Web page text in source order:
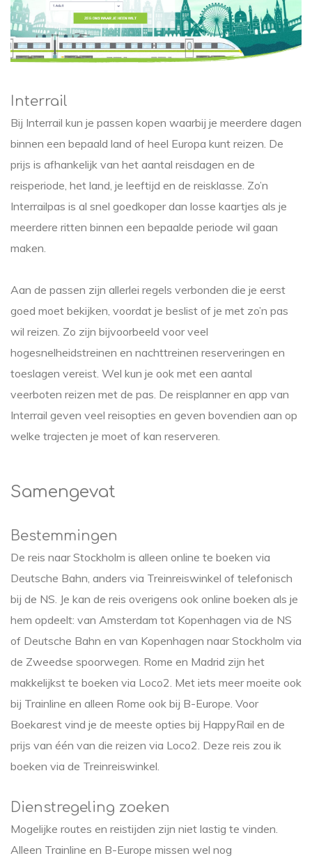
Interrail
Bij Interrail kun je passen kopen waarbij je meerdere dagen
binnen een bepaald land of heel Europa kunt reizen. De
prijs is afhankelijk van het aantal reisdagen en de
reisperiode, het land, je leeftijd en de reisklasse. Zo’n
Interrailpas is al snel goedkoper dan losse kaartjes als je
meerdere ritten binnen een bepaalde periode wil gaan
maken.
Aan de passen zijn allerlei regels verbonden die je eerst
goed moet bekijken, voordat je beslist of je met zo’n pas
wil reizen. Zo zijn bijvoorbeeld voor veel
hogesnelheidstreinen en nachttreinen reserveringen en
toeslagen vereist. Wel kun je ook met een aantal
veerboten reizen met de pas. De reisplanner en app van
Interrail geven veel reisopties en geven bovendien aan op
welke trajecten je moet of kan reserveren.
Samengevat
Bestemmingen
De reis naar Stockholm is alleen online te boeken via
Deutsche Bahn, anders via Treinreiswinkel of telefonisch
bij de NS. Je kan de reis overigens ook online boeken als je
hem opdeelt: van Amsterdam tot Kopenhagen via de NS
of Deutsche Bahn en van Kopenhagen naar Stockholm via
de Zweedse spoorwegen. Rome en Madrid zijn het
makkelijkst te boeken via Loco2. Met iets meer moeite ook
bij Trainline en alleen Rome ook bij B-Europe. Voor
Boekarest vind je de meeste opties bij HappyRail en de
prijs van één van die reizen via Loco2. Deze reis zou ik
boeken via de Treinreiswinkel.
Dienstregeling zoeken
Mogelijke routes en reistijden zijn niet lastig te vinden.
Alleen Trainline en B-Europe missen wel nog